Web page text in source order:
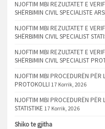
NJOFTIM MBI REZULTATET E
SHËRBIMIN CIVIL SPECIALISTE
NJOFTIM MBI REZULTATET E
SHËRBIMIN CIVIL SPECIALIST
NJOFTIM MBI REZULTATET E
SHËRBIMIN CIVIL SPECIALIST
NJOFTIM MBI PROCEDURËN PËR
PROTOKOLLI 17 Korrik, 2026
NJOFTIM MBI PROCEDURËN PËR
STATISTIKE 17 Korrik, 2026
Shiko te gjitha